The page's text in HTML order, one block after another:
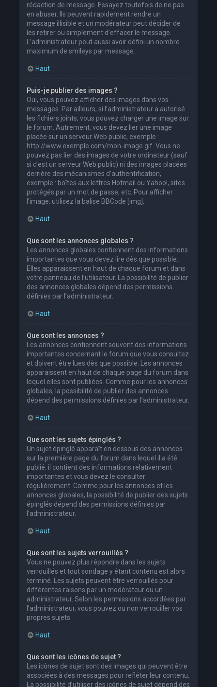
rédaction de message. Essayez toutefois de ne pas
en abuser. Ils peuvent rapidement rendre un
message illisible et un modérateur peut décider de
les retirer ou simplement d’effacer le message.
L’administrateur peut aussi avoir défini un nombre
maximum de smileys par message.
Haut
Puis-je publier des images ?
Oui, vous pouvez afficher des images dans vos
messages. Par ailleurs, si l’administrateur a autorisé
les fichiers joints, vous pouvez charger une image sur
le forum. Autrement, vous devez lier une image
placée sur un serveur Web public, exemple :
http://www.exemple.com/mon-image.gif. Vous ne
pouvez pas lier des images de votre ordinateur (sauf
si c’est un serveur Web public) ni des images placées
derrière des mécanismes d’authentification,
exemple : boîtes aux lettres Hotmail ou Yahoo!, sites
protégés par un mot de passe, etc. Pour afficher
l’image, utilisez la balise BBCode [img].
Haut
Que sont les annonces globales ?
Les annonces globales contiennent des informations
importantes que vous devez lire dès que possible.
Elles apparaissent en haut de chaque forum et dans
votre panneau de l’utilisateur. La possibilité de publier
des annonces globales dépend des permissions
définies par l’administrateur.
Haut
Que sont les annonces ?
Les annonces contiennent souvent des informations
importantes concernant le forum que vous consultez
et doivent être lues dès que possible. Les annonces
apparaissent en haut de chaque page du forum dans
lequel elles sont publiées. Comme pour les annonces
globales, la possibilité de publier des annonces
dépend des permissions définies par l’administrateur.
Haut
Que sont les sujets épinglés ?
Un sujet épinglé apparaît en dessous des annonces
sur la première page du forum dans lequel il a été
publié. il contient des informations relativement
importantes et vous devez le consulter
régulièrement. Comme pour les annonces et les
annonces globales, la possibilité de publier des sujets
épinglés dépend des permissions définies par
l’administrateur.
Haut
Que sont les sujets verrouillés ?
Vous ne pouvez plus répondre dans les sujets
verrouillés et tout sondage y étant contenu est alors
terminé. Les sujets peuvent être verrouillés pour
différentes raisons par un modérateur ou un
administrateur. Selon les permissions accordées par
l’administrateur, vous pouvez ou non verrouiller vos
propres sujets.
Haut
Que sont les icônes de sujet ?
Les icônes de sujet sont des images qui peuvent être
associées à des messages pour refléter leur contenu.
La possibilité d’utiliser des icônes de sujet dépend des